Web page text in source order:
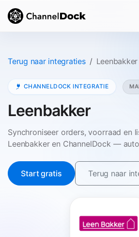
Terug naar integraties Leenbakker
CHANNELDOCK INTEGRATIE
Leenbakker
Synchroniseer orders, voorraad en
Leenbakker en ChannelDock —
Start gratis Terug naar